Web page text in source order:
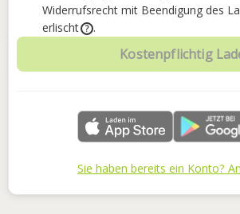
Widerrufsrecht mit Beendigung des
erlischt
? .
Kostenpflichtig
Sie haben bereits ein Konto?